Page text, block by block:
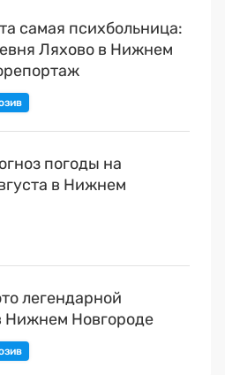
самая психбольница:
Ляхово в Нижнем
погоды на
в Нижнем
легендарной
Нижнем Новгороде